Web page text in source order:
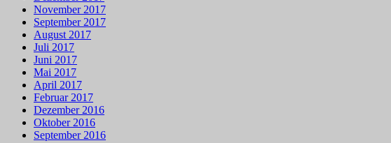
November 2017
September 2017
August 2017
Juli 2017
Juni 2017
Mai 2017
April 2017
Februar 2017
Dezember 2016
Oktober 2016
September 2016